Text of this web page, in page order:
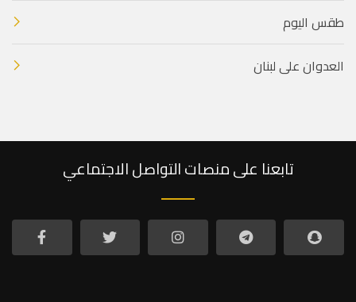
طقس اليوم
العدوان على لبنان
تابعنا على منصات التواصل الاجتماعي